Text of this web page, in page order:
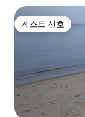
게스트 선호
게스트 선호